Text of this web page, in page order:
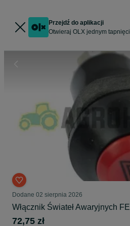
Przejdź do aplikacji
Otwieraj OLX jednym
Dodane 02 sierpnia 2026
Włącznik Świateł Awaryjnych
72,75 zł